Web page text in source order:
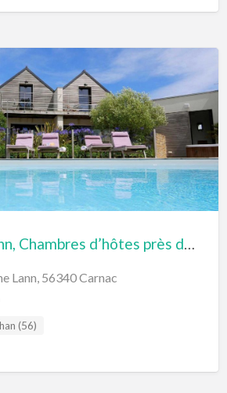
Villa Mane Lann, Chambres d’hôtes près de Carnac en Bretagne sud
Lann, 56340 Carnac
(56)